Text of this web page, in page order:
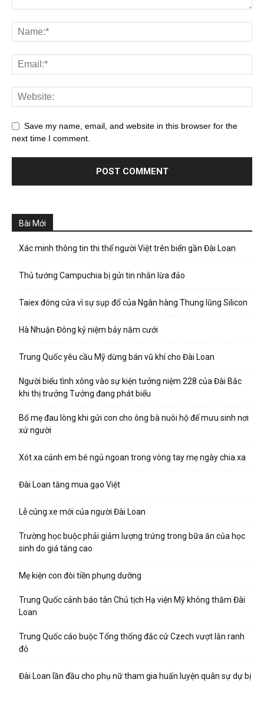
Save my name, email, and website in this browser for the
next time I comment.
Bài Mới
Xác minh thông tin thi thể người Việt trên biển gần Đài Loan
Thủ tướng Campuchia bị gửi tin nhắn lừa đảo
Taiex đóng cửa vì sự sụp đổ của Ngân hàng Thung lũng Silicon
Hà Nhuận Đông kỷ niệm bảy năm cưới
Trung Quốc yêu cầu Mỹ dừng bán vũ khí cho Đài Loan
Người biểu tình xông vào sự kiện tưởng niệm 228 của Đài Bắc
khi thị trưởng Tưởng đang phát biểu
Bố mẹ đau lòng khi gửi con cho ông bà nuôi hộ để mưu sinh nơi
xứ người
Xót xa cảnh em bé ngủ ngoan trong vòng tay mẹ ngày chia xa
Đài Loan tăng mua gạo Việt
Lễ cúng xe mới của người Đài Loan
Trường học buộc phải giảm lượng trứng trong bữa ăn của học
sinh do giá tăng cao
Mẹ kiện con đòi tiền phụng dưỡng
Trung Quốc cảnh báo tân Chủ tịch Hạ viện Mỹ không thăm Đài
Loan
Trung Quốc cáo buộc Tổng thống đắc cử Czech vượt lằn ranh
đỏ
Đài Loan lần đầu cho phụ nữ tham gia huấn luyện quân sự dự bị